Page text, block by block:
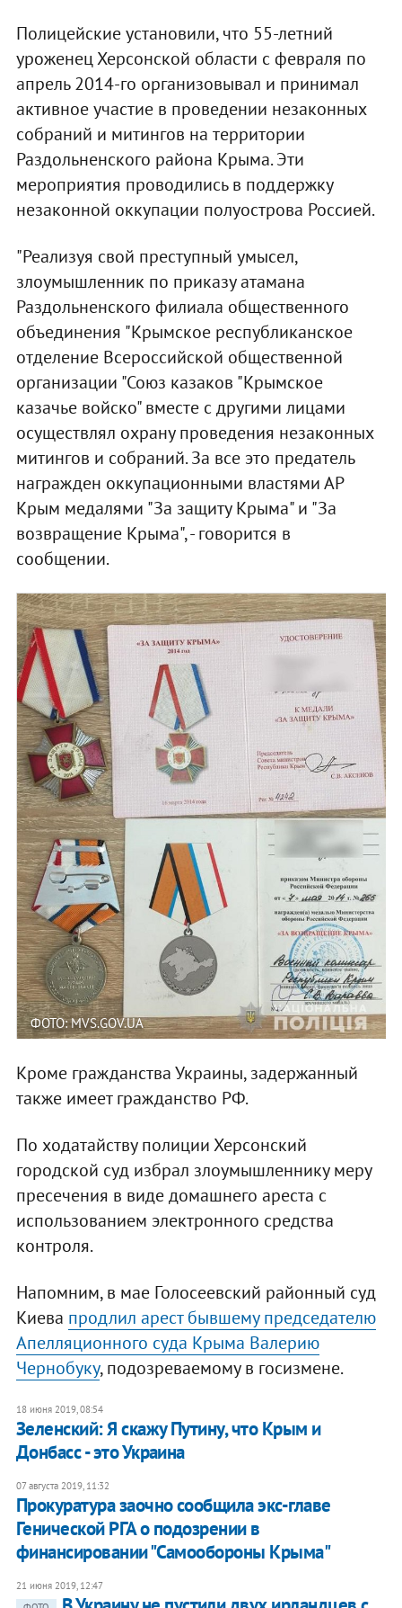
Полицейские установили, что 55-летний
уроженец Херсонской области с февраля по
апрель 2014-го организовывал и принимал
активное участие в проведении незаконных
собраний и митингов на территории
Раздольненского района Крыма. Эти
мероприятия проводились в поддержку
незаконной оккупации полуострова Россией.
"Реализуя свой преступный умысел,
злоумышленник по приказу атамана
Раздольненского филиала общественного
объединения "Крымское республиканское
отделение Всероссийской общественной
организации "Союз казаков "Крымское
казачье войско" вместе с другими лицами
осуществлял охрану проведения незаконных
митингов и собраний. За все это предатель
награжден оккупационными властями АР
Крым медалями "За защиту Крыма" и "За
возвращение Крыма", - говорится в
сообщении.
ФОТО: MVS.GOV.UA
Кроме гражданства Украины, задержанный
также имеет гражданство РФ.
По ходатайству полиции Херсонский
городской суд избрал злоумышленнику меру
пресечения в виде домашнего ареста с
использованием электронного средства
контроля.
Напомним, в мае Голосеевский районный суд
Киева продлил арест бывшему председателю
Апелляционного суда Крыма Валерию
Чернобуку, подозреваемому в госизмене.
18 июня 2019, 08:54
Зеленский: Я скажу Путину, что Крым и
Донбасс - это Украина
07 августа 2019, 11:32
Прокуратура заочно сообщила экс-главе
Генической РГА о подозрении в
финансировании "Самообороны Крыма"
21 июня 2019, 12:47